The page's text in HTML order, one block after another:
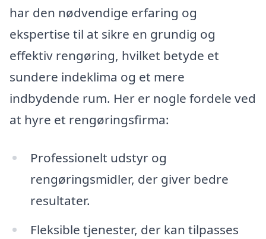
har den nødvendige erfaring og
ekspertise til at sikre en grundig og
effektiv rengøring, hvilket betyde et
sundere indeklima og et mere
indbydende rum. Her er nogle fordele ved
at hyre et rengøringsfirma:
Professionelt udstyr og
rengøringsmidler, der giver bedre
resultater.
Fleksible tjenester, der kan tilpasses